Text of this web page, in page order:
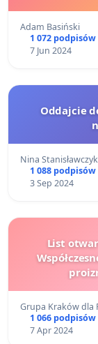
Adam Basiński
1 072 podpisów
7 Jun 2024
Oddajcie
Nina Stanisławczyk
1 088 podpisów
3 Sep 2024
List
Grupa Kraków dla
1 066 podpisów
7 Apr 2024